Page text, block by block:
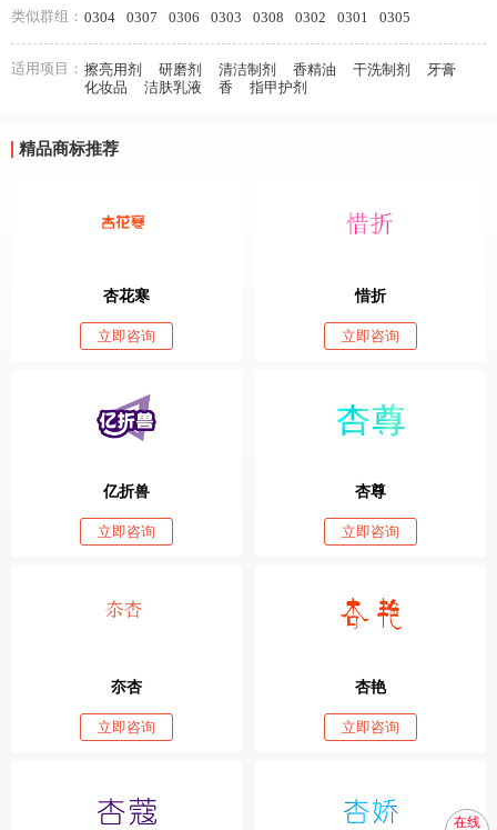
类似群组： 0304 0307 0306 0303 0308 0302 0301 0305
适用项目： 擦亮用剂 研磨剂 清洁制剂 香精油 干洗制剂
牙膏
化妆品
洁肤乳液 香 指甲护剂
精品商标推荐
杏花寒
立即咨询
惜折
立即咨询
亿折兽
立即咨询
杏尊
立即咨询
夵杏
立即咨询
杏艳
立即咨询
在线